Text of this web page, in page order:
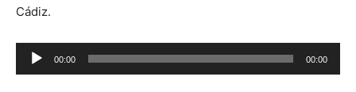
Cádiz.
e
00:00 00:00